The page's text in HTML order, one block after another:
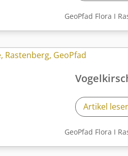
GeoPfad Flora I
Artikel
GeoPfad Flora I